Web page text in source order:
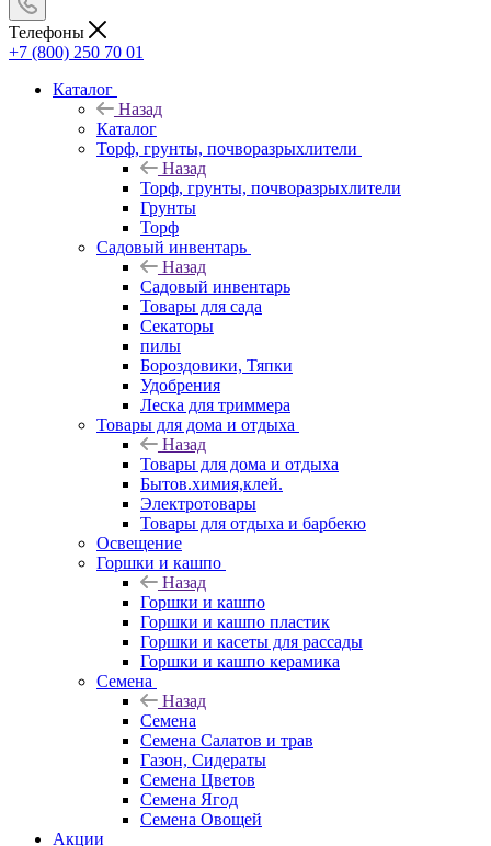
Телефоны
+7 (800) 250 70 01
Каталог
Назад
Каталог
Торф, грунты, почворазрыхлители
Назад
Торф, грунты, почворазрыхлители
Грунты
Торф
Садовый инвентарь
Назад
Садовый инвентарь
Товары для сада
Секаторы
пилы
Бороздовики, Тяпки
Удобрения
Леска для триммера
Товары для дома и отдыха
Назад
Товары для дома и отдыха
Бытов.химия,клей.
Электротовары
Товары для отдыха и барбекю
Освещение
Горшки и кашпо
Назад
Горшки и кашпо
Горшки и кашпо пластик
Горшки и касеты для рассады
Горшки и кашпо керамика
Семена
Назад
Семена
Семена Салатов и трав
Газон, Сидераты
Семена Цветов
Семена Ягод
Семена Овощей
Акции